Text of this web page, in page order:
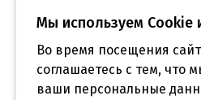
Мы используем Сookie
Во время посещения
соглашаетесь с тем, что
ваши персональные